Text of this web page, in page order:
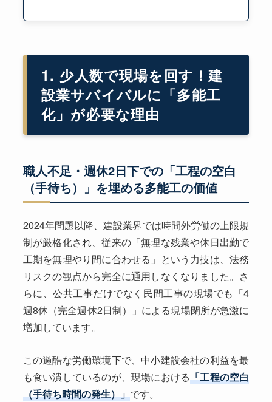
1. 少人数で現場を回す！建
設業サバイバルに「多能工
化」が必要な理由
職人不足・週休2日下での「工程の空白
（手待ち）」を埋める多能工の価値
2024年問題以降、建設業界では時間外労働の上限規
制が厳格化され、従来の「無理な残業や休日出勤で
工期を無理やり間に合わせる」という力技は、法務
リスクの観点から完全に通用しなくなりました。さ
らに、公共工事だけでなく民間工事の現場でも「4
週8休（完全週休2日制）」による現場閉所が急激に
増加しています。
この過酷な労働環境下で、中小建設会社の利益を最
も食い潰しているのが、現場における「工程の空白
（手待ち時間の発生）」です。